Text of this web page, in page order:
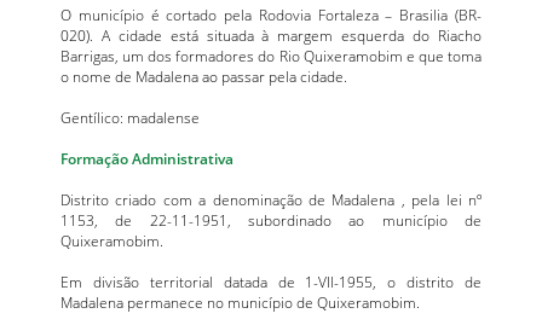
O município é cortado pela Rodovia Fortaleza – Brasilia (BR-
020). A cidade está situada à margem esquerda do Riacho
Barrigas, um dos formadores do Rio Quixeramobim e que toma
o nome de Madalena ao passar pela cidade.
Gentílico: madalense
Formação Administrativa
Distrito criado com a denominação de Madalena , pela lei nº
1153, de 22-11-1951, subordinado ao município de
Quixeramobim.
Em divisão territorial datada de 1-VII-1955, o distrito de
Madalena permanece no município de Quixeramobim.